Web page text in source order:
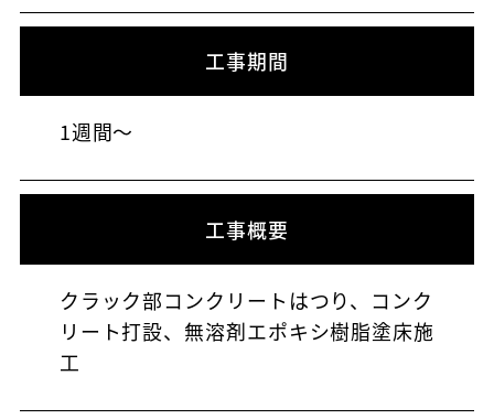
工事期間
1週間～
工事概要
クラック部コンクリートはつり、コンク
リート打設、無溶剤エポキシ樹脂塗床施
工